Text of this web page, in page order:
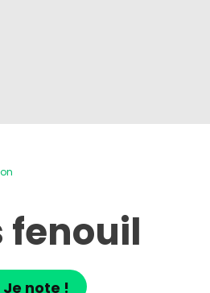
fenouil
Je note !